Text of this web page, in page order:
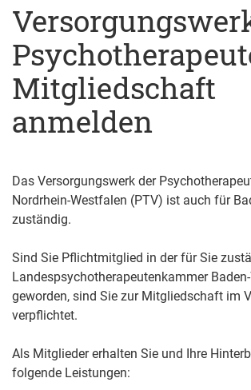
Mitgliedschaft
anmelden
Das Versorgungswerk der
Nordrhein-Westfalen (PTV) ist auch für
zuständig.
Sind Sie Pflichtmitglied in der für Sie
Landespsychotherapeutenkammer
geworden, sind Sie zur Mitgliedschaft im
verpflichtet.
Als Mitglieder erhalten Sie und Ihre
folgende Leistungen: